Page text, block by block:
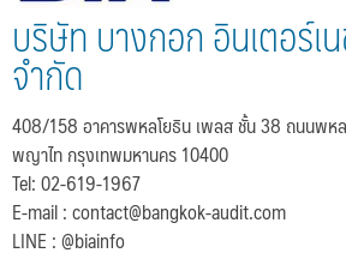
บริษัท บางกอก อินเตอร์
จำกัด
408/158 อาคารพหลโยธิน เพลส ชั้น 38 ถนนพหล
พญาไท กรุงเทพมหานคร 10400
Tel: 02-619-1967
E-mail :contact@bangkok-audit.com
LINE : @biainfo